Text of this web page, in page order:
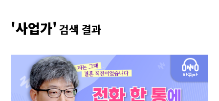
선한영향력 예술&영감 돌아온탕자
'사업가'검색 결과